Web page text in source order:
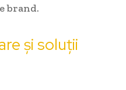
brand.
și soluții